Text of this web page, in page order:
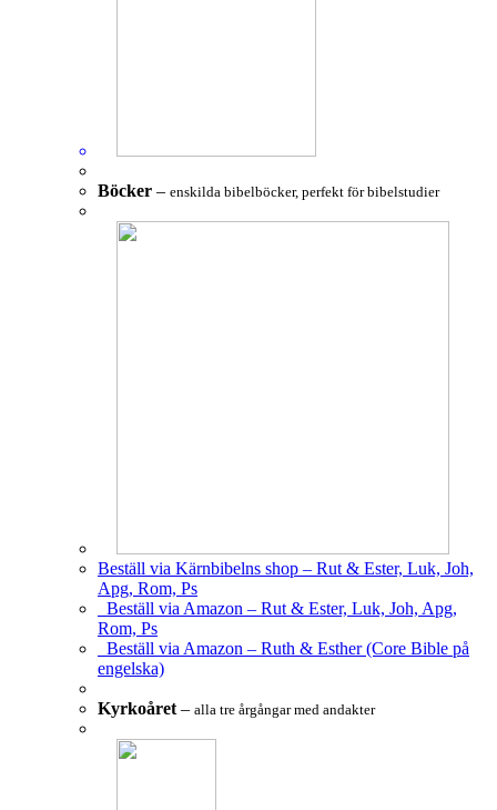
Böcker – enskilda bibelböcker, perfekt för bibelstudier
Beställ via Kärnbibelns shop – Rut & Ester, Luk, Joh,
Apg, Rom, Ps
Beställ via Amazon – Rut & Ester, Luk, Joh, Apg,
Rom, Ps
Beställ via Amazon – Ruth & Esther (Core Bible på
engelska)
Kyrkoåret– alla tre årgångar med andakter